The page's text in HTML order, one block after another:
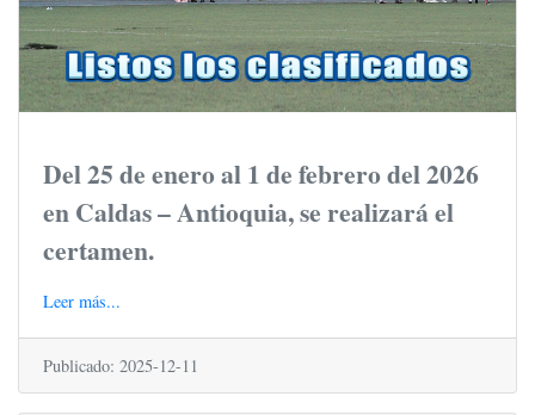
Del 25 de enero al 1 de febrero del 2026
en Caldas – Antioquia, se realizará el
certamen.
Leer más...
Publicado: 2025-12-11